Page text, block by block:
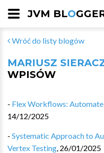
JVM BLO
Wróć do listy blogów
MARIUSZ
WPISÓW
- Flex Workflows:
14/12/2025
- Systematic Approach to
Vertex Testing, 26/01/2025